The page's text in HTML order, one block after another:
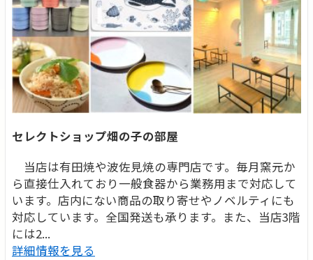
セレクトショップ畑の子の部屋
当店は有田焼や波佐見焼の専門店です。毎月窯元か
ら直接仕入れており一般食器から業務用まで対応して
います。店内にない商品の取り寄せやノベルティにも
対応しています。全国発送も承ります。また、当店3階
には2...
詳細情報を見る